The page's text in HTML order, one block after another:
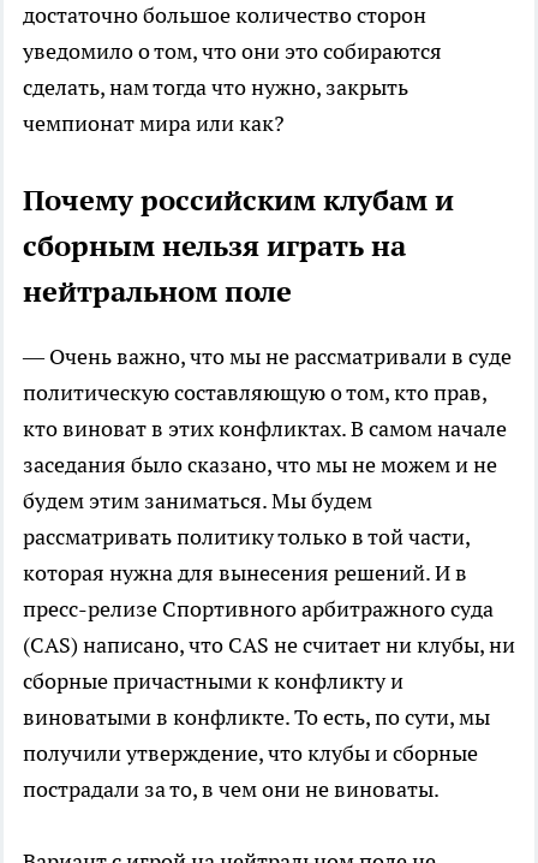
достаточно большое количество сторон
уведомило о том, что они это собираются
сделать, нам тогда что нужно, закрыть
чемпионат мира или как?
Почему российским клубам и
сборным нельзя играть на
нейтральном поле
— Очень важно, что мы не рассматривали в суде
политическую составляющую о том, кто прав,
кто виноват в этих конфликтах. В самом начале
заседания было сказано, что мы не можем и не
будем этим заниматься. Мы будем
рассматривать политику только в той части,
которая нужна для вынесения решений. И в
пресс-релизе Спортивного арбитражного суда
(CAS) написано, что CAS не считает ни клубы, ни
сборные причастными к конфликту и
виноватыми в конфликте. То есть, по сути, мы
получили утверждение, что клубы и сборные
пострадали за то, в чем они не виноваты.